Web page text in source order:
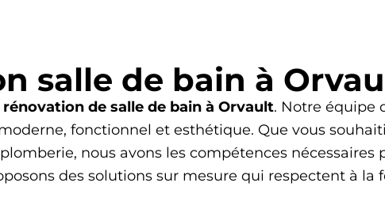
salle de bain à
rénovation de salle de bain à Orvault. Notre équipe
fonctionnel et esthétique. Que vous
nous avons les compétences
des solutions sur mesure qui respectent à la